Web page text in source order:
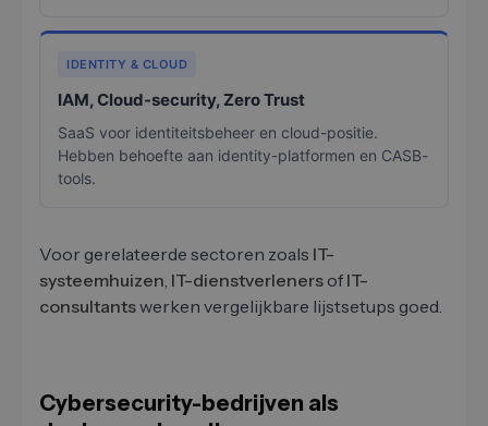
IDENTITY & CLOUD
IAM, Cloud-security, Zero Trust
SaaS voor identiteitsbeheer en cloud-positie.
Hebben behoefte aan identity-platformen en CASB-
tools.
Voor gerelateerde sectoren zoals IT-
systeemhuizen, IT-dienstverleners of IT-
consultantswerken vergelijkbare lijstsetups goed.
Cybersecurity-bedrijven als